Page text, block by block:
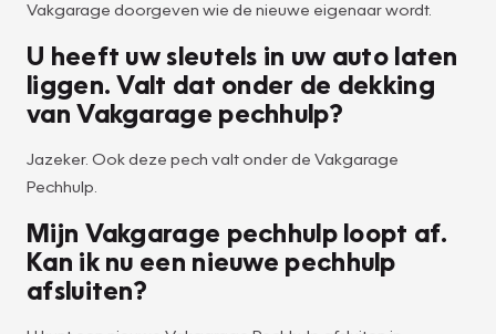
Vakgarage doorgeven wie de nieuwe eigenaar wordt.
U heeft uw sleutels in uw auto laten
liggen. Valt dat onder de dekking
van Vakgarage pechhulp?
Jazeker. Ook deze pech valt onder de Vakgarage
Pechhulp.
Mijn Vakgarage pechhulp loopt af.
Kan ik nu een nieuwe pechhulp
afsluiten?